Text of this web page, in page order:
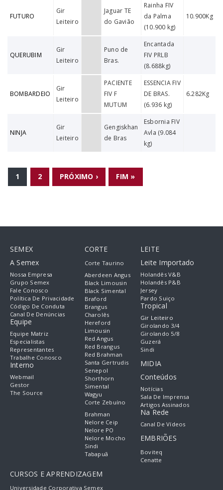
FUTURO
Gir
Leiteiro
Jaguar TE
do Gavião
Rainha FIV
da Palma
(10.900 kg)
10.900Kg
QUERUBIM
Gir
Leiteiro
Puno de
Bras.
Encantada
FIV PRLB
(8.688kg)
BOMBARDEIO
Gir
Leiteiro
PACIENTE
FIV F
MUTUM
ESSENCIA FIV
DE BRAS.
(6.936 kg)
6.282Kg
NINJA
Gir
Leiteiro
Gengiskhan
de Bras
Esbornia FIV
Avla (9.084
kg)
1 2 PRÓXIMO › FIM »
SEMEX
A Semex
Nossa Empresa
Grupo Semex
Fale Conosco
Política De Privacidade
Código De Conduta
Canal De Denúncias
Equipe
Equipe Matriz
Especialistas
Representantes
Trabalhe Conosco
Interno
Webmail
Gestor
The Source
CORTE
Corte Taurino
Aberdeen Angus
Black Limousin
Black Simental
Braford
Brangus
Charolês
Hereford
Limousin
Red Angus
Red Brangus
Red Brahman
Santa Gertrudis
Senepol
Shorthorn
Simental
Wagyu
Corte Zebuíno
Brahman
Nelore Ceip
Nelore PO
Nelore Mocho
Sindi
Tabapuã
LEITE
Leite Importado
Holandês V&B
Holandês P&B
Jersey
Pardo Suiço
Tropical
Gir Leiteiro
Girolando 3/4
Girolando 5/8
Guzerá
Sindi
MIDIA
Conteúdos
Notícias
Sala De Imprensa
Artigos Assinados
Na Rede
Canal De Vídeos
EMBRIÕES
Boviteq
Cenatte
CURSOS E APRENDIZAGEM
Universidade Corporativa Semex